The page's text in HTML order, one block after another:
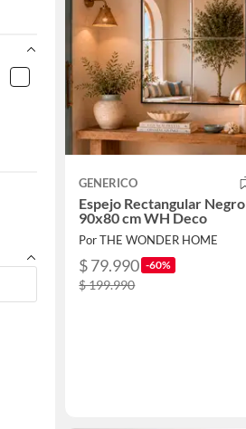
GENERICO
Espejo Rectangular Negro
90x80 cm WH Deco
Por THE WONDER HOME
$ 79.990 -60%
$ 199.990